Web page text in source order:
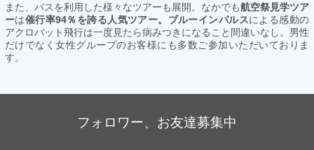
また、バスを利用した様々なツアーも展開。なかでも航空祭見学ツア
ーは催行率94％を誇る人気ツアー。ブルーインパルスによる感動の
アクロバット飛行は一度見たら病みつきになること間違いなし。男性
だけでなく女性グループのお客様にも多数ご参加いただいておりま
す。
フォロワー、お友達募集中